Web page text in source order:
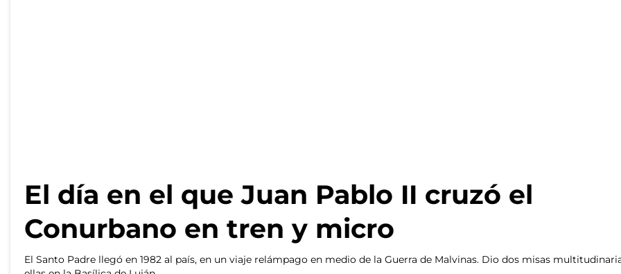
El día en el que Juan Pablo II cruzó el
Conurbano en tren y micro
El Santo Padre llegó en 1982 al país, en un viaje relámpago en medio de la Guerra de Malvinas. Dio dos misas